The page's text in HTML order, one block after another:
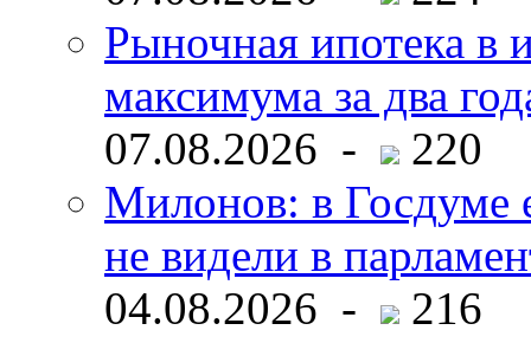
Рыночная ипотека в
максимума за два
07.08.2026 -
220
Милонов: в Госдуме
не видели в
04.08.2026 -
216